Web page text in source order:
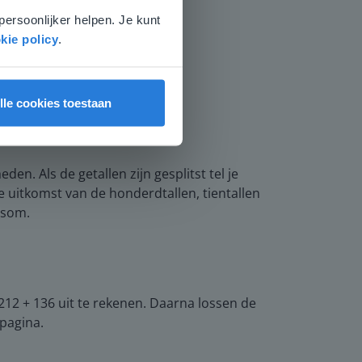
helpen. Je kunt
policy.
cookies toestaan
Als de getallen zijn gesplitst tel je
uitkomst van de honderdtallen, tientallen
+ 136 uit te rekenen. Daarna lossen de